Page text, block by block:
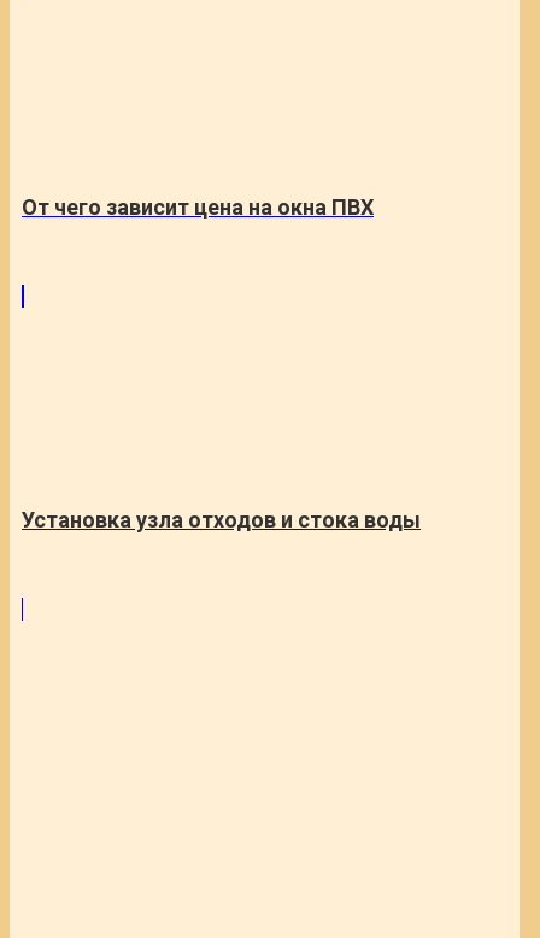
От чего зависит цена на окна ПВХ
Установка узла отходов и стока воды